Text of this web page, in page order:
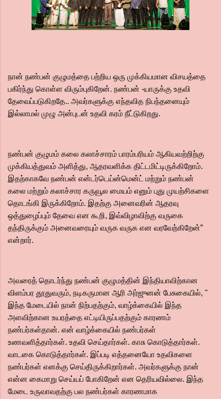
நான் நண்பன் குழுமத்தை பற்றிய ஒரு முக்கியமான விசயத்தை
பகிர்ந்து கொள்ள விரும்புகிறேன். நண்பன் -யாருக்கு உதவி
தேவைப்படுகிறதே.. அவர்களுக்கு எந்தவித நிபந்தனையும்
இல்லாமல் முழு அன்புடன் உதவி கரம் நீட்டுகிறது.
நண்பன் குழுமம் கலை கலாச்சாரம் பாரம்பரியம் ஆகியவற்றிற்கு
முக்கியத்துவம் அளித்து, ஆதரவளிக்க திட்டமிட்டிருக்கிறோம்.
இதற்காகவே நண்பன் என்டர்டெய்ன்மென்ட் மற்றும் நண்பன்
கலை மற்றும் கலாச்சார கருவூல மையம் எனும் புது முயற்சிகளை
தொடங்கி இருக்கிறோம். இதற்கு அனைவரின் ஆதரவு
ஒத்துழைப்பும் தேவை என கூறி, இவ்விழாவிற்கு வருகை
தந்திருக்கும் அனைவரையும் வருக வருக என வரவேற்கிறேன்”
என்றார்.
அவரைத் தொடர்ந்து நண்பன் குழுமத்தின் இந்தியாவிற்கான
விளம்பர தூதுவரும், நடிகருமான ஆரி அர்ஜுனன் பேசுகையில், ''
இந்த மேடையில் நான் நிற்பதற்கும், வாழ்க்கையில் இந்த
அளவிற்கான உயரத்தை எட்டியிருப்பதற்கும் காரணம்
நண்பர்கள்தான். என் வாழ்க்கையில் நண்பர்கள்
உணவளித்தார்கள். உதவி செய்தார்கள். காசு கொடுத்தார்கள்.
வாடகை கொடுத்தார்கள். இப்படி எத்தனையோ உதவிகளை
நண்பர்கள் எனக்கு செய்திருக்கிறார்கள். அவர்களுக்கு நான்
என்ன கைமாறு செய்யப் போகிறேன் என தெரியவில்லை. இந்த
மேடை உருவாவதற்கு பல நண்பர்கள் காரணமாக